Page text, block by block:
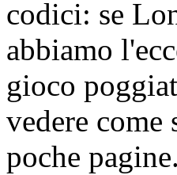
codici: se
abbiamo
gioco
vedere come
poche pagine.